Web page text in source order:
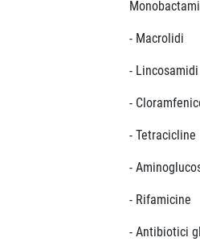
- Macrolidi
- Lincosamidi
-
- Tetracicline
-
- Rifamicine
- Antibiotici